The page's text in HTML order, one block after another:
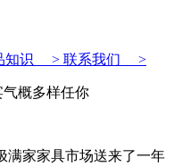
知识 > 联系我们 >
概多样任你
家家具市场送来了一年